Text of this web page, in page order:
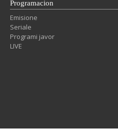
Programacion
Emisione
Seriale
Programi javor
LIVE